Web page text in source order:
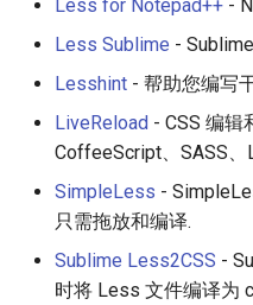
Less for Notepad++ -
Less Sublime -
Lesshint - 帮助您编写
LiveReload - CSS 编辑
CoffeeScript、SASS
SimpleLess -
只需拖放和编译.
Sublime Less2CSS -
时将 Less 文件编译为